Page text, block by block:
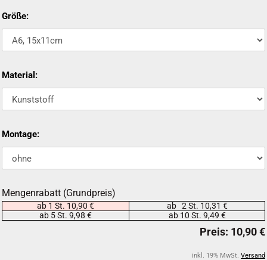
Größe:
Material:
Montage:
Mengenrabatt (Grundpreis)
ab 1 St. 10,90 €
ab 2 St. 10,31 €
ab 5 St. 9,98 €
ab 10 St. 9,49 €
inkl. 19% MwSt. Versand